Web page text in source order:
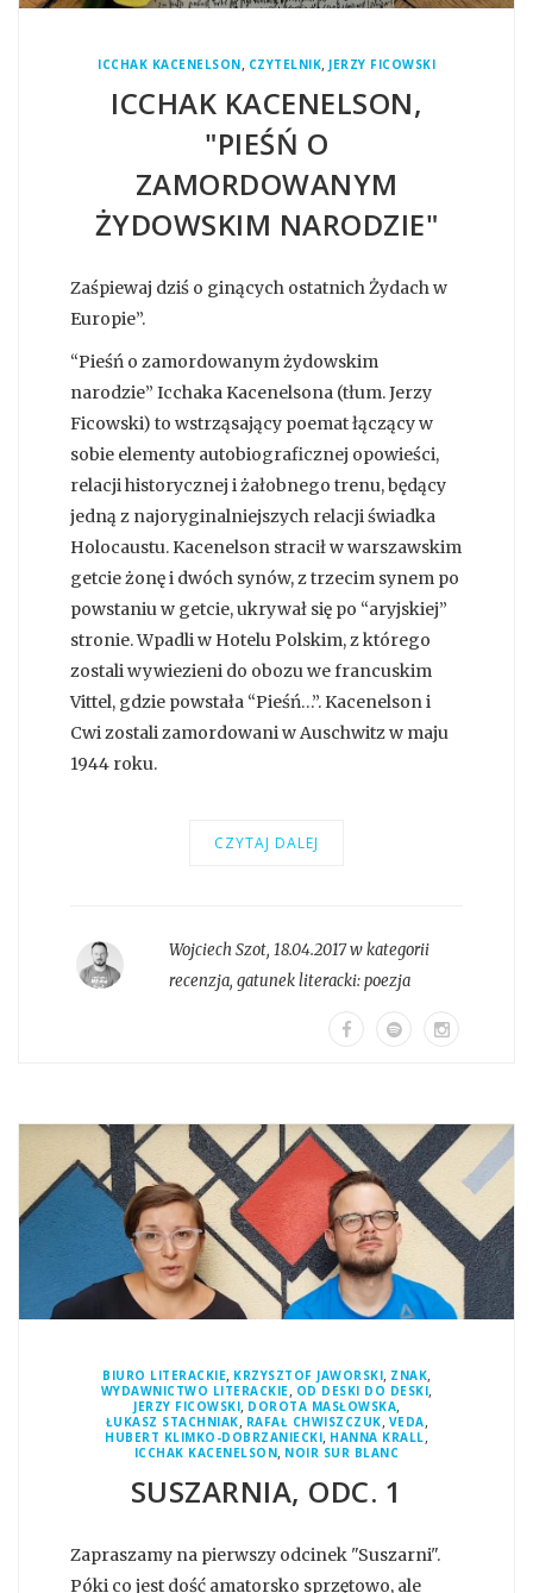
ICCHAK KACENELSON, CZYTELNIK, JERZY FICOWSKI
ICCHAK KACENELSON,
"PIEŚŃ O
ZAMORDOWANYM
ŻYDOWSKIM NARODZIE"
Zaśpiewaj dziś o ginących ostatnich Żydach w
Europie”.
“Pieśń o zamordowanym żydowskim
narodzie” Icchaka Kacenelsona (tłum. Jerzy
Ficowski) to wstrząsający poemat łączący w
sobie elementy autobiograficznej opowieści,
relacji historycznej i żałobnego trenu, będący
jedną z najoryginalniejszych relacji świadka
Holocaustu. Kacenelson stracił w warszawskim
getcie żonę i dwóch synów, z trzecim synem po
powstaniu w getcie, ukrywał się po “aryjskiej”
stronie. Wpadli w Hotelu Polskim, z którego
zostali wywiezieni do obozu we francuskim
Vittel, gdzie powstała “Pieśń…”. Kacenelson i
Cwi zostali zamordowani w Auschwitz w maju
1944 roku.
CZYTAJ DALEJ
Wojciech Szot, 18.04.2017 w kategorii
recenzja, gatunek literacki:poezja
BIURO LITERACKIE, KRZYSZTOF JAWORSKI, ZNAK,
WYDAWNICTWO LITERACKIE, OD DESKI DO DESKI,
JERZY FICOWSKI, DOROTA MASŁOWSKA,
ŁUKASZ STACHNIAK, RAFAŁ CHWISZCZUK, VEDA,
HUBERT KLIMKO-DOBRZANIECKI, HANNA KRALL,
ICCHAK KACENELSON, NOIR SUR BLANC
SUSZARNIA, ODC. 1
Zapraszamy na pierwszy odcinek "Suszarni".
Póki co jest dość amatorsko sprzętowo, ale